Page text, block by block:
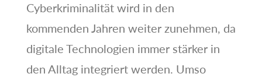
Cyberkriminalität wird in den
kommenden Jahren weiter zunehmen, da
digitale Technologien immer stärker in
den Alltag integriert werden. Umso